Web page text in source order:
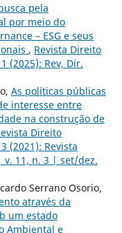
pela
por meio do
– ESG e seus
, Revista Direito
(2025): Rev, Dir.
As políticas públicas
interesse entre
na construção de
Direito
(2021): Revista
v. 11, n. 3 | set/dez.
Serrano Osorio,
através da
um estado
Ambiental e